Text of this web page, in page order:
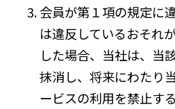
会員が第１項の規定に
は違反しているおそれ
した場合、当社は、当
抹消し、将来にわたり
ービスの利用を禁止す